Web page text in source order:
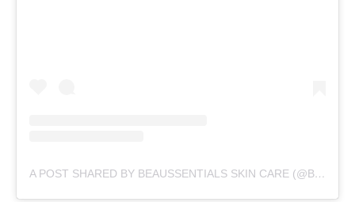
A POST SHARED BY BEAUSSENTIALS SKIN CARE (@BEAUSSENTIALS.ID)